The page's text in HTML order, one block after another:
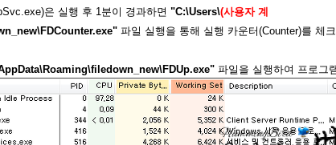
은 실행 후 1분이 경과하면 "C:\Users\(사용자 계
파일 실행을 통해 실행 카운터(Counter)를 체
파일을 실행하여 프로그